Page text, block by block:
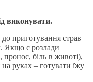
виконувати.
приготування страв
Якщо є розлади
біль в животі),
руках – готувати їжу